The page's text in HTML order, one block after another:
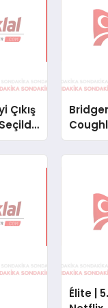
Çıkış
ile Set
Élite |